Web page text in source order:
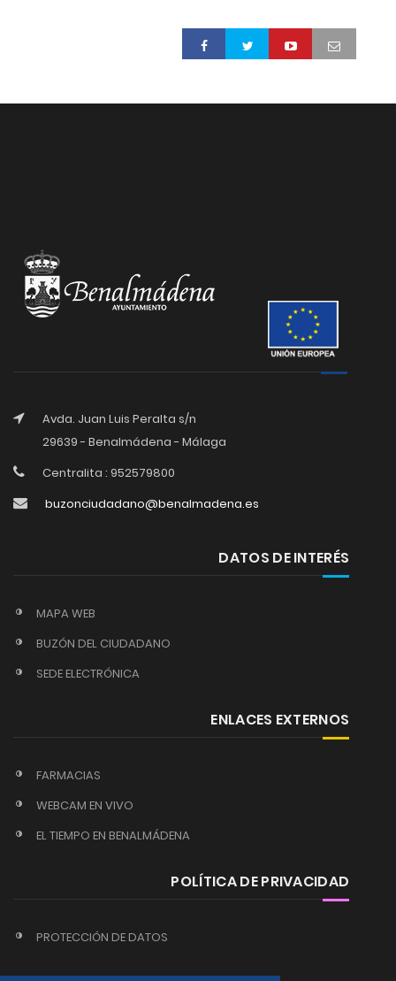
Avda. Juan Luis Peralta s/n
29639 - Benalmádena - Málaga
Centralita : 952579800
buzonciudadano@benalmadena.es
DATOS DE INTERÉS
MAPA WEB
BUZÓN DEL CIUDADANO
SEDE ELECTRÓNICA
ENLACES EXTERNOS
FARMACIAS
WEBCAM EN VIVO
EL TIEMPO EN BENALMÁDENA
POLÍTICA DE PRIVACIDAD
PROTECCIÓN DE DATOS